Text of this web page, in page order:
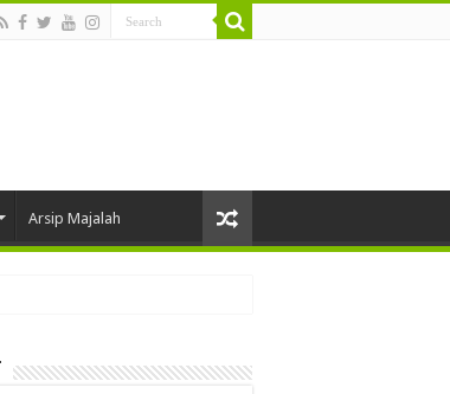
Arsip Majalah